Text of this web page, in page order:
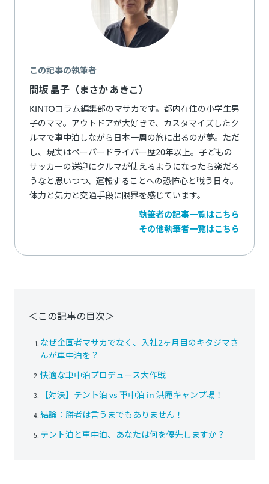
この記事の執筆者
間坂 晶子（まさか あきこ）
KINTOコラム編集部のマサカです。都内在住の小学生男
子のママ。アウトドアが大好きで、カスタマイズしたク
ルマで車中泊しながら日本一周の旅に出るのが夢。ただ
し、現実はペーパードライバー歴20年以上。子どもの
サッカーの送迎にクルマが使えるようになったら楽だろ
うなと思いつつ、運転することへの恐怖心と戦う日々。
体力と気力と交通手段に限界を感じています。
執筆者の記事一覧はこちら
その他執筆者一覧はこちら
＜この記事の目次＞
なぜ企画者マサカでなく、入社2ヶ月目のキタジマさ
んが車中泊を？
快適な車中泊プロデュース大作戦
【対決】テント泊 vs 車中泊 in 洪庵キャンプ場！
結論：勝者は言うまでもありません！
テント泊と車中泊、あなたは何を優先しますか？